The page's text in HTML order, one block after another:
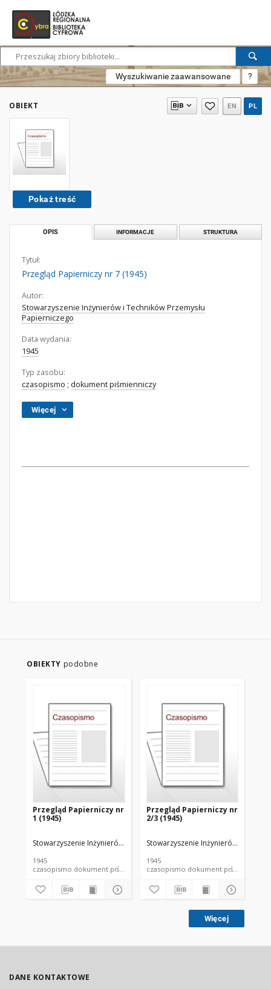
Wyszukiwanie zaawansowane ?
OBIEKT EN PL
Pokaż treść
OPIS INFORMACJE STRUKTURA
Tytuł:
Przegląd Papierniczy nr 7 (1945)
Autor:
Stowarzyszenie Inżynierów i Techników Przemysłu
Papierniczego
Data wydania:
1945
Typ zasobu:
czasopismo ; dokument piśmienniczy
Więcej
OBIEKTY podobne
Przegląd Papierniczy nr
1 (1945)
Stowarzyszenie Inżynierów i Techników Przemysłu Papierniczego
1945
czasopismo dokument piśmienniczy
Przegląd Papierniczy nr
2/3 (1945)
Stowarzyszenie Inżynierów i
1945
czasopismo dokument piśmienniczy
Więcej
DANE KONTAKTOWE